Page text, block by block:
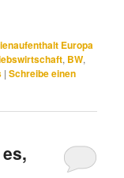
Europa
, BW,
|Schreibe einen